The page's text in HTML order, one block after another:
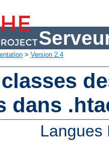
> Version 2.4
dans